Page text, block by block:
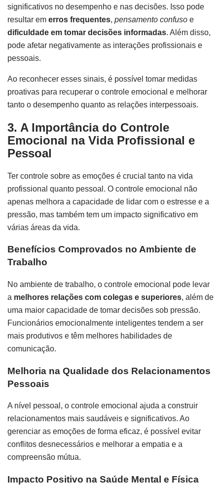
significativos no desempenho e nas decisões. Isso pode
resultar em erros frequentes, pensamento confuso e
dificuldade em tomar decisões informadas. Além disso,
pode afetar negativamente as interações profissionais e
pessoais.
Ao reconhecer esses sinais, é possível tomar medidas
proativas para recuperar o controle emocional e melhorar
tanto o desempenho quanto as relações interpessoais.
3. A Importância do Controle
Emocional na Vida Profissional e
Pessoal
Ter controle sobre as emoções é crucial tanto na vida
profissional quanto pessoal. O controle emocional não
apenas melhora a capacidade de lidar com o estresse e a
pressão, mas também tem um impacto significativo em
várias áreas da vida.
Benefícios Comprovados no Ambiente de
Trabalho
No ambiente de trabalho, o controle emocional pode levar
a melhores relações com colegas e superiores, além de
uma maior capacidade de tomar decisões sob pressão.
Funcionários emocionalmente inteligentes tendem a ser
mais produtivos e têm melhores habilidades de
comunicação.
Melhoria na Qualidade dos Relacionamentos
Pessoais
A nível pessoal, o controle emocional ajuda a construir
relacionamentos mais saudáveis e significativos. Ao
gerenciar as emoções de forma eficaz, é possível evitar
conflitos desnecessários e melhorar a empatia e a
compreensão mútua.
Impacto Positivo na Saúde Mental e Física